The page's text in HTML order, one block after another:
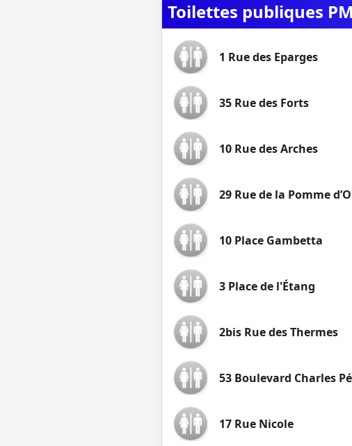
Toilettes publiques
1 Rue des Eparges
35 Rue des Forts
10 Rue des Arches
29 Rue de la Pomme
10 Place Gambetta
3 Place de l'Étang
2bis Rue des Thermes
53 Boulevard Charles
17 Rue Nicole